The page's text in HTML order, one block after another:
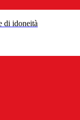
di idoneità